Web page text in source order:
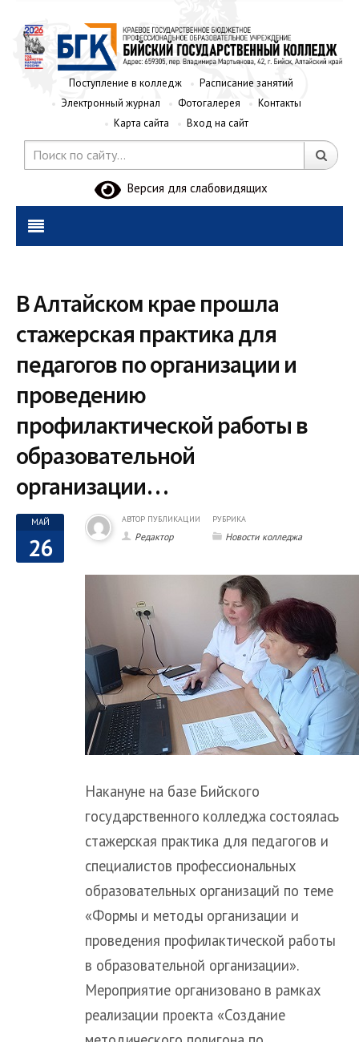
Поступление в колледж
Расписание занятий
Электронный журнал
Фотогалерея
Контакты
Карта сайта
Вход на сайт
Версия для слабовидящих
В Алтайском крае прошла
стажерская практика для
педагогов по организации и
проведению
профилактической работы в
образовательной
организации…
МАЙ
26
АВТОР ПУБЛИКАЦИИ
Редактор
РУБРИКА
Новости колледжа
Накануне на базе Бийского
государственного колледжа состоялась
стажерская практика для педагогов и
специалистов профессиональных
образовательных организаций по теме
«Формы и методы организации и
проведения профилактической работы
в образовательной организации».
Мероприятие организовано в рамках
реализации проекта «Создание